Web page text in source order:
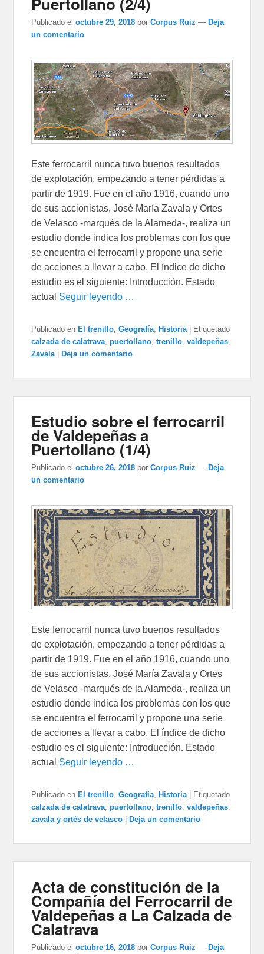
Publicado el octubre 29, 2018 porCorpus Ruiz — Deja
un comentario
Este ferrocarril nunca tuvo buenos resultados
de explotación, empezando a tener pérdidas a
partir de 1919. Fue en el año 1916, cuando uno
de sus accionistas, José María Zavala y Ortes
de Velasco -marqués de la Alameda-, realiza un
estudio donde indica los problemas con los que
se encuentra el ferrocarril y propone una serie
de acciones a llevar a cabo. El índice de dicho
estudio es el siguiente: Introducción. Estado
actual Seguir leyendo …
Publicado en El trenillo,Geografía, Historia
Etiquetado
calzada de calatrava,puertollano,trenillo,valdepeñas,
Zavala
Deja un comentario
Estudio sobre el ferrocarril
de Valdepeñas a
Puertollano (1/4)
Publicado el octubre 26, 2018 porCorpus Ruiz — Deja
un comentario
Este ferrocarril nunca tuvo buenos resultados
de explotación, empezando a tener pérdidas a
partir de 1919. Fue en el año 1916, cuando uno
de sus accionistas, José María Zavala y Ortes
de Velasco -marqués de la Alameda-, realiza un
estudio donde indica los problemas con los que
se encuentra el ferrocarril y propone una serie
de acciones a llevar a cabo. El índice de dicho
estudio es el siguiente: Introducción. Estado
actual Seguir leyendo …
Publicado en El trenillo,Geografía, Historia
Etiquetado
calzada de calatrava,puertollano,trenillo,valdepeñas,
zavala y ortés de velasco
Deja un comentario
Acta de constitución de la
Compañía del Ferrocarril de
Valdepeñas a La Calzada de
Calatrava
Publicado el octubre 16, 2018 porCorpus Ruiz — Deja